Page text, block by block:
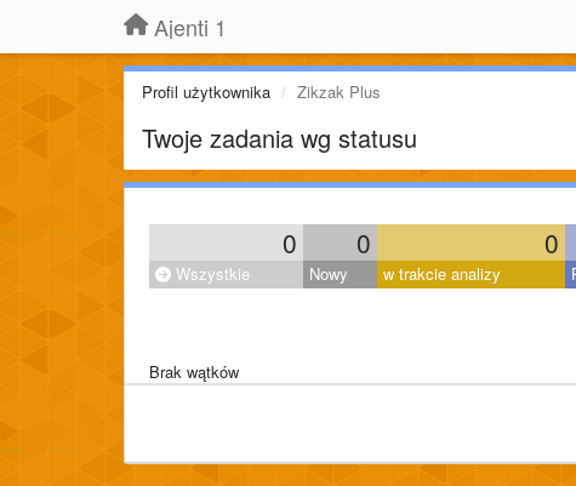
Ajenti 1
Profil użytkownika Zikzak Plus
Twoje zadania wg statusu
0 0 0
Wszystkie Nowy w trakcie analizy
Brak wątków